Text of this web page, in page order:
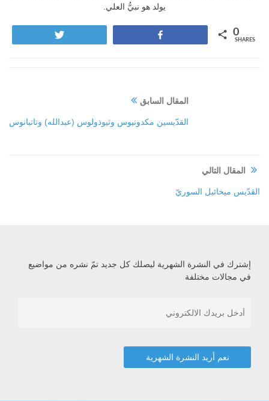
يولد هو نبيُّ العلي.
0
SHARES
المقال السابق
القدّيسين مكدونيوس وثيوذولوس (عبدالله) وتاتيانوس
المقال التالي
القدّيس ميخائيل السوريّ
إشترك في النشرة الشهرية ليصلك كل جديد تمّ نشره من مواضيع
في مجالات مختلفة